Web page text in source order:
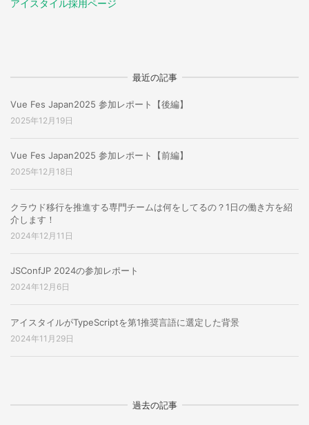
アイスタイル採用ページ
最近の記事
Vue Fes Japan2025 参加レポート【後編】
2025年12月19日
Vue Fes Japan2025 参加レポート【前編】
2025年12月18日
クラウド移行を推進する専門チームは何をしてるの？1日の働き方を紹
介します！
2024年12月11日
JSConfJP 2024の参加レポート
2024年12月6日
アイスタイルがTypeScriptを第1推奨言語に選定した背景
2024年11月29日
過去の記事